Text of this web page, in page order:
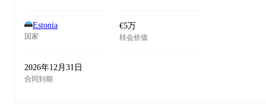
Estonia
国家
€5万
转会价值
2026年12月31日
合同到期